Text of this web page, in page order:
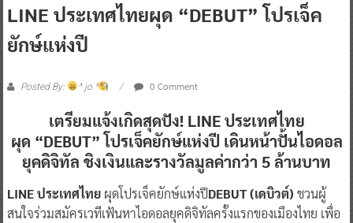
LINE ประเทศไทยผุด “DEBUT” โปรเจ็ค
ยักษ์แห่งปี
Posted By: ^ jo ^ 0 Comment
เตรียมแจ้งเกิดสุดปัง! LINE ประเทศไทย
ผุด “DEBUT” โปรเจ็คยักษ์แห่งปี เดินหน้าปั้นไอดอล
ยุคดิจิทัล ชิงเงินและรางวัลมูลค่ากว่า 5 ล้านบาท
LINE ประเทศไทยผุดโปรเจ็คยักษ์แห่งปีDEBUT (เดบิวต์) ชวนผู้
สนใจร่วมสมัครเวทีเฟ้นหาไอดอลยุคดิจิทัลครั้งแรกของเมืองไทย เพื่อ